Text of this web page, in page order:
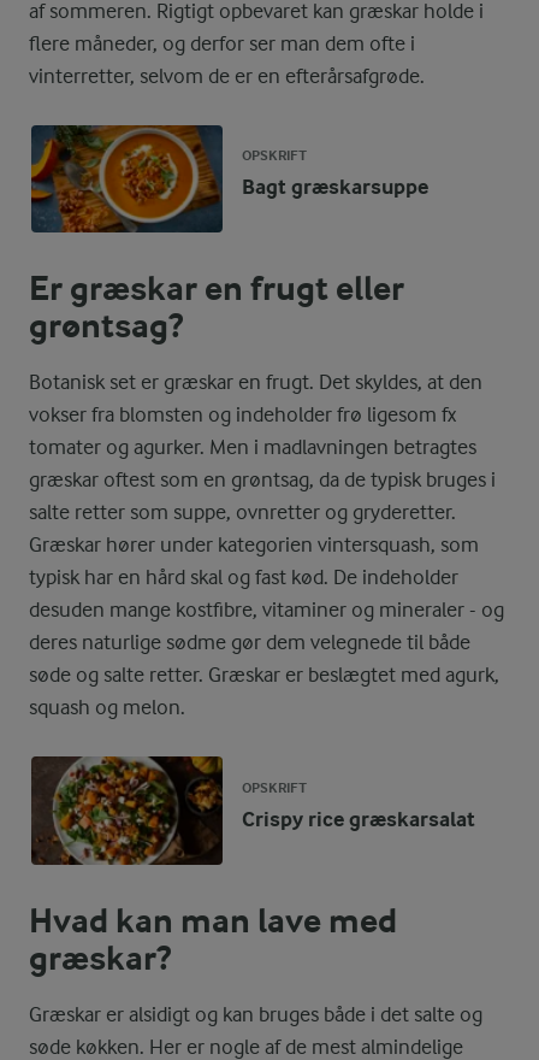
af sommeren. Rigtigt opbevaret kan græskar holde i
flere måneder, og derfor ser man dem ofte i
vinterretter, selvom de er en efterårsafgrøde.
OPSKRIFT
Bagt græskarsuppe
Er græskar en frugt eller
grøntsag?
Botanisk set er græskar en frugt. Det skyldes, at den
vokser fra blomsten og indeholder frø ligesom fx
tomater og agurker. Men i madlavningen betragtes
græskar oftest som en grøntsag, da de typisk bruges i
salte retter som suppe, ovnretter og gryderetter.
Græskar hører under kategorien vintersquash, som
typisk har en hård skal og fast kød. De indeholder
desuden mange kostfibre, vitaminer og mineraler - og
deres naturlige sødme gør dem velegnede til både
søde og salte retter. Græskar er beslægtet med agurk,
squash og melon.
OPSKRIFT
Crispy rice græskarsalat
Hvad kan man lave med
græskar?
Græskar er alsidigt og kan bruges både i det salte og
søde køkken. Her er nogle af de mest almindelige